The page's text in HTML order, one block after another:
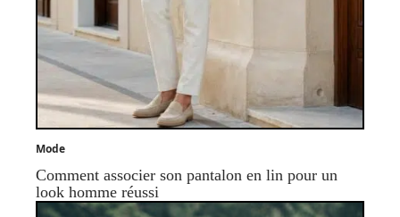
Mode
Comment associer son pantalon en lin pour un
look homme réussi